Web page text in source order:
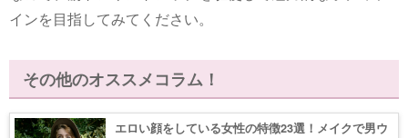
インを目指してみてください。
その他のオススメコラム！
エロい顔をしている女性の特徴23選！メイクで男ウ